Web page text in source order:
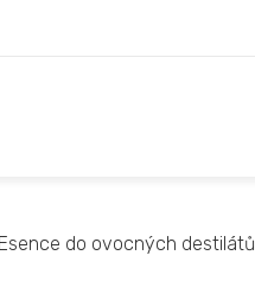
Esence do ovocných destilátů